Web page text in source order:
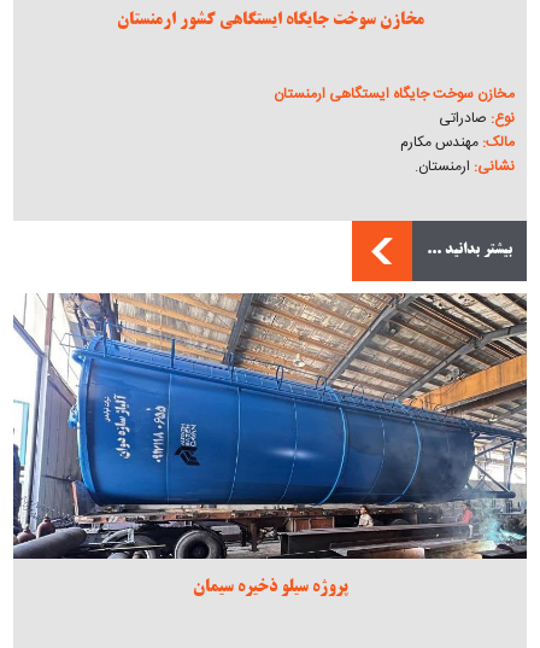
مخازن سوخت جایگاه ایستگاهی کشور ارمنستان
مخازن سوخت جایگاه ایستگاهی ارمنستان
نوع: صادراتی
مالک:مهندس مکارم
نشانی: ارمنستان.
بیشتر بدانید ...
پروژه سیلو ذخیره سیمان